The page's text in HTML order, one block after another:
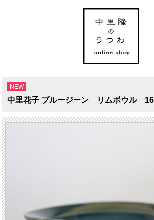
NEW
中里花子 ブルージーン リムボウル 16